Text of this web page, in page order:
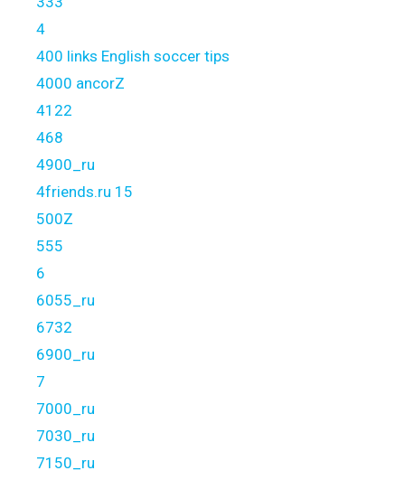
4
400 links English soccer tips
4000 ancorZ
4122
468
4900_ru
4friends.ru 15
500Z
555
6
6055_ru
6732
6900_ru
7
7000_ru
7030_ru
7150_ru